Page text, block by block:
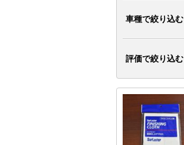
車種で絞り込む
評価で絞り込む